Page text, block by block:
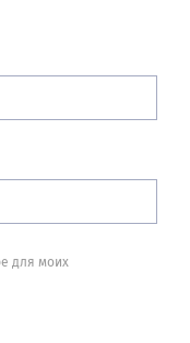
для моих